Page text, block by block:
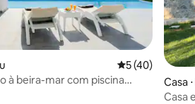
de 5, 72 avaliações5 de uma
5 (40)
à beira-mar com piscina
Casa
Casa